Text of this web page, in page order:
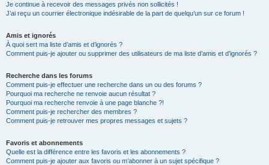
Je continue à recevoir des messages privés non sollicités !
J’ai reçu un courrier électronique indésirable de la part de quelqu’un sur ce forum !
Amis et ignorés
À quoi sert ma liste d’amis et d’ignorés ?
Comment puis-je ajouter ou supprimer des utilisateurs de ma liste d’amis et d’ignorés ?
Recherche dans les forums
Comment puis-je effectuer une recherche dans un ou des forums ?
Pourquoi ma recherche ne renvoie aucun résultat ?
Pourquoi ma recherche renvoie à une page blanche ?!
Comment puis-je rechercher des membres ?
Comment puis-je retrouver mes propres messages et sujets ?
Favoris et abonnements
Quelle est la différence entre les favoris et les abonnements ?
Comment puis-je ajouter aux favoris ou m’abonner à un sujet spécifique ?